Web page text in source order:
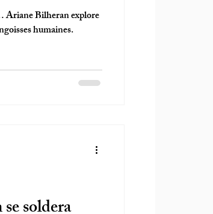
Ariane Bilheran explore
humaines.